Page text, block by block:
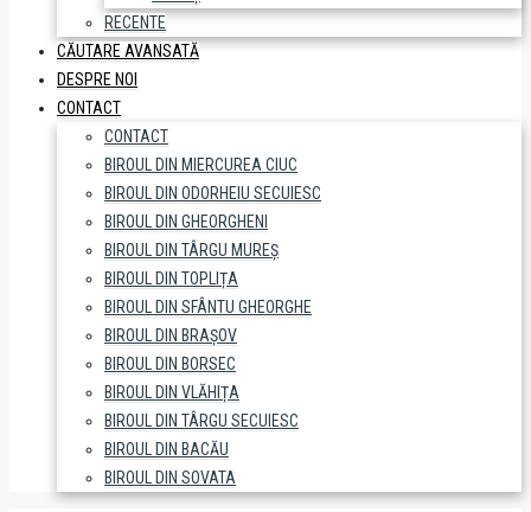
RECENTE
CĂUTARE AVANSATĂ
DESPRE NOI
CONTACT
CONTACT
BIROUL DIN MIERCUREA CIUC
BIROUL DIN ODORHEIU SECUIESC
BIROUL DIN GHEORGHENI
BIROUL DIN TÂRGU MUREȘ
BIROUL DIN TOPLIȚA
BIROUL DIN SFÂNTU GHEORGHE
BIROUL DIN BRAȘOV
BIROUL DIN BORSEC
BIROUL DIN VLĂHIȚA
BIROUL DIN TÂRGU SECUIESC
BIROUL DIN BACĂU
BIROUL DIN SOVATA